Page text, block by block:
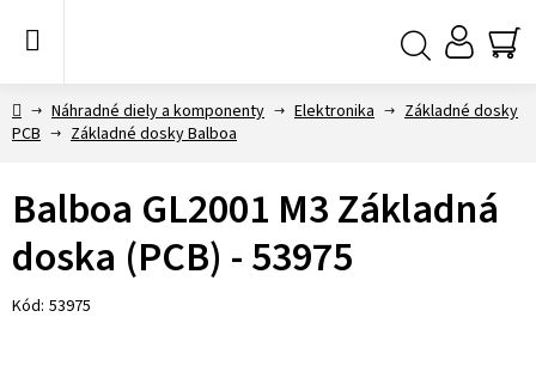
DomovNáhradné diely a komponenty Elektronika
Základné dosky
PCB
Základné dosky Balboa
Balboa GL2001 M3 Základná
doska (PCB) - 53975
Kód: 53975